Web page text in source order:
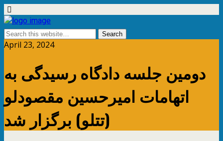
April 23, 2024
دومین جلسه دادگاه رسیدگی به
اتهامات امیرحسین مقصودلو
(تتلو) برگزار شد